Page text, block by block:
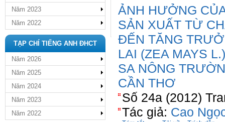
Năm 2023
Năm 2022
TẠP CHÍ TIẾNG ANH ĐHCT
Năm 2026
Năm 2025
Năm 2024
Năm 2023
Năm 2022
ẢNH HƯỞNG
SẢN XUẤT TỪ
ĐẾN TĂNG
LAI (ZEA MAYS
SA NÔNG
CẦN THƠ
Số 24a (2012)
Tác giả: Cao